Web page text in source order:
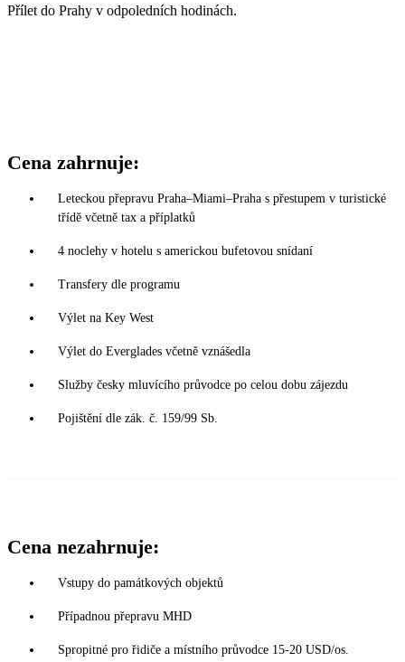
Přílet do Prahy v odpoledních hodinách.
Cena zahrnuje:
Leteckou přepravu Praha–Miami–Praha s přestupem v turistické
třídě včetně tax a příplatků
4 noclehy v hotelu s americkou bufetovou snídaní
Transfery dle programu
Výlet na Key West
Výlet do Everglades včetně vznášedla
Služby česky mluvícího průvodce po celou dobu zájezdu
Pojištění dle zák. č. 159/99 Sb.
Cena nezahrnuje:
Vstupy do památkových objektů
Případnou přepravu MHD
Spropitné pro řidiče a místního průvodce 15-20 USD/os.